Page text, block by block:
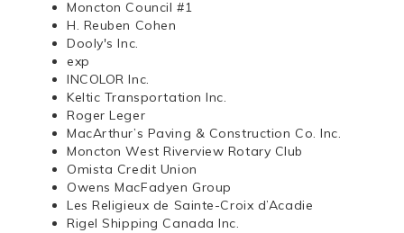
Moncton Council #1
H. Reuben Cohen
Dooly's Inc.
exp
INCOLOR Inc.
Keltic Transportation Inc.
Roger Leger
MacArthur’s Paving & Construction Co. Inc.
Moncton West Riverview Rotary Club
Omista Credit Union
Owens MacFadyen Group
Les Religieux de Sainte-Croix d’Acadie
Rigel Shipping Canada Inc.